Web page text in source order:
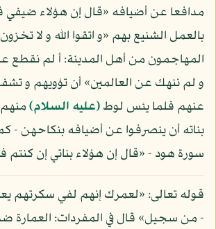
مدافعا عن أضيافه «قال إن هؤلاء
بالعمل الشنيع بهم «و اتقوا الله و لا
المهاجمون من أهل المدينة: أ لم نقطع
و لم ننهك عن العالمين» أن تؤويهم و
عنهم فلما يئس لوط(عليه السلام)
بناته أن ينصرفوا عن أضيافه بنكاحهن -
سورة هود - «قال إن هؤلاء بناتي إن كنتم
قوله تعالى: «لعمرك إنهم لفي سكرتهم
- من سجيل» قال في المفردات: العمارة